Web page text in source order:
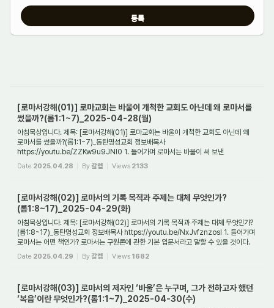
[로마서강해(01)] 로마교회는 바울이 개척한 교회도 아닌데 왜 로마서를
썼을까?(롬1:1~7)_2025-04-28(월)
아침묵상입니다. 제목: [로마서강해(01)] 로마교회는 바울이 개척한 교회도 아닌데 왜
로마서를 썼을까?(롬1:1~7)_동탄명성교회 정보배목사
https://youtu.be/ZZKw9u9JNI0 1. 들어가며 로마서는 바울이 써 보낸
13~14개의 편지들 가운데 하나이다(로마서~디도...
Date 2025.04.28 By갈렙 Views 2133
[로마서강해(02)] 로마서의 기록 목적과 주제는 대체 무엇인가?
(롬1:8~17)_2025-04-29(화)
아침묵상입니다. 제목: [로마서강해(02)] 로마서의 기록 목적과 주제는 대체 무엇인가?
(롬1:8~17)_동탄명성교회 정보배목사 https://youtu.be/NxJvfznzosI 1. 들어가며
로마서는 어떤 책인가? 로마서는 구원론에 관한 기본 입문서라고 말할 수 있을 것이다.
왜...
Date 2025.04.29 By갈렙 Views 1682
[로마서강해(03)] 로마서의 저자인 ‘바울’은 누구며, 그가 전하고자 했던
‘복음’이란 무엇인가?(롬1:1~7)_2025-04-30(수)